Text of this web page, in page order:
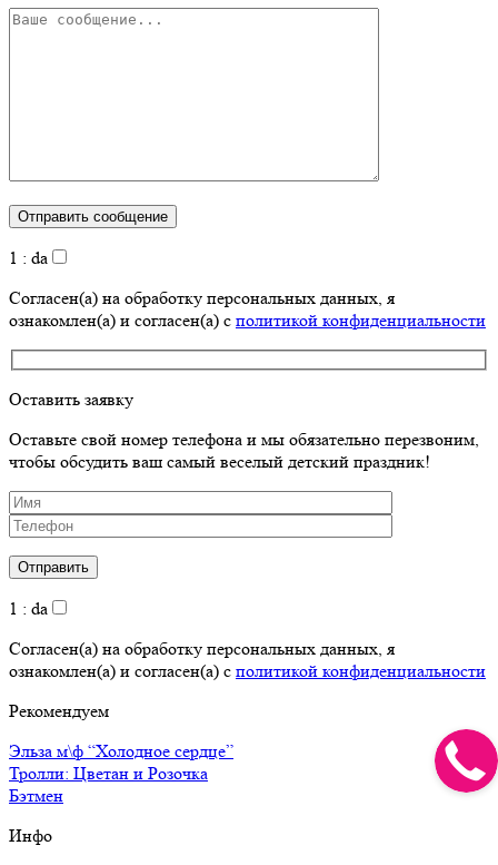
1 : da
Согласен(а) на обработку персональных данных, я
ознакомлен(а) и согласен(а) с политикой конфиденциальности
Оставить заявку
Оставьте свой номер телефона и мы обязательно перезвоним,
чтобы обсудить ваш самый веселый детский праздник!
1 : da
Согласен(а) на обработку персональных данных, я
ознакомлен(а) и согласен(а) с политикой конфиденциальности
Рекомендуем
Эльза м\ф “Холодное сердце”
Тролли: Цветан и Розочка
Бэтмен
Инфо